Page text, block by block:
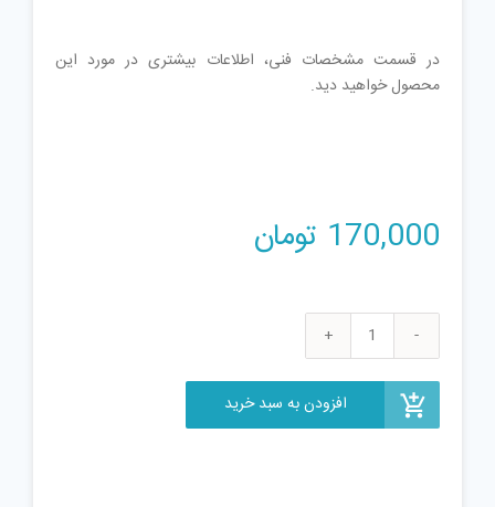
در قسمت مشخصات فنی، اطلاعات بیشتری در مورد این
محصول خواهید دید.
170,000 تومان
ماگ
عدد
افزودن به سبد خرید